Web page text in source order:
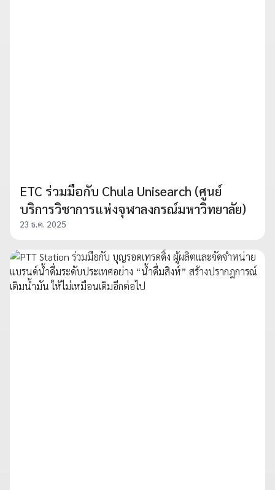
ETC ร่วมมือกับ Chula Unisearch (ศูนย์
บริการวิชาการแห่งจุฬาลงกรณ์มหาวิทยาลัย)
23 ธ.ค. 2025